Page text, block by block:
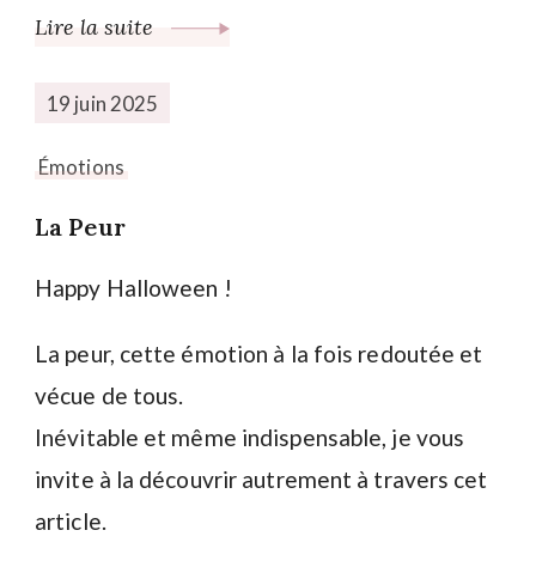
Lire la suite
19 juin 2025
Émotions
La Peur
Happy Halloween !
La peur, cette émotion à la fois redoutée et
vécue de tous.
Inévitable et même indispensable, je vous
invite à la découvrir autrement à travers cet
article.